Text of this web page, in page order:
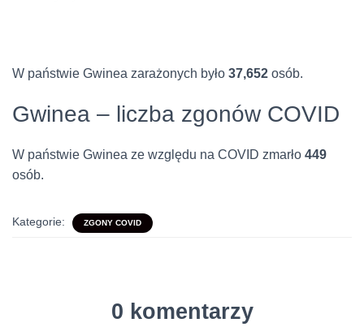
W państwie Gwinea zarażonych było 37,652 osób.
Gwinea – liczba zgonów COVID
W państwie Gwinea ze względu na COVID zmarło 449
osób.
Kategorie: ZGONY COVID
0 komentarzy